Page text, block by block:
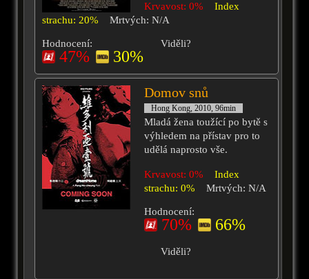
Krvavost: 0%
Index
strachu: 20%
Mrtvých: N/A
Hodnocení:
47% 30%
Viděli?
Domov snů
Hong Kong, 2010, 96min
Mladá žena toužící po bytě s
výhledem na přístav pro to
udělá naprosto vše.
Krvavost: 0%
Index
strachu: 0%
Mrtvých: N/A
Hodnocení:
70% 66%
Viděli?